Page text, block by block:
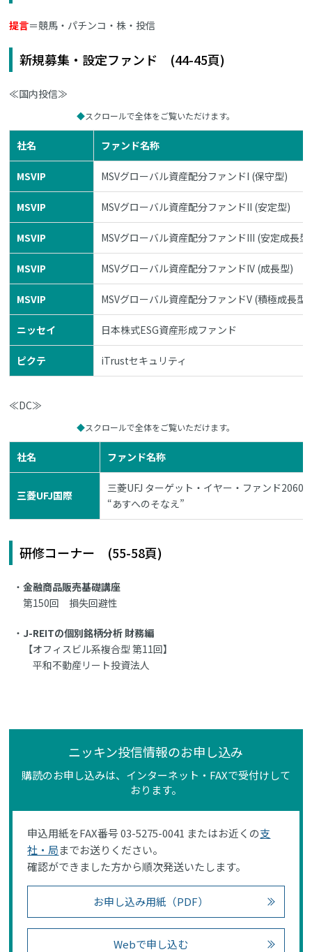
提言＝競馬・パチンコ・株・投信
新規募集・設定ファンド (44-45頁)
≪国内投信≫
スクロールで全体をご覧いただけます。
社名 ファンド名称
MSVIP MSVグローバル資産配分ファンドI (保守型)
MSVIP MSVグローバル資産配分ファンドII (安定型)
MSVIP MSVグローバル資産配分ファンドIII (安定成長型
MSVIP MSVグローバル資産配分ファンドIV (成長型)
MSVIP MSVグローバル資産配分ファンドV (積極成長型)
ニッセイ 日本株式ESG資産形成ファンド
ピクテ iTrustセキュリティ
≪DC≫
スクロールで全体をご覧いただけます。
社名 ファンド名称
三菱UFJ国際
三菱UFJ ターゲット・イヤー・ファンド2060
“あすへのそなえ”
研修コーナー (55-58頁)
金融商品販売基礎講座
第150回 損失回避性
J-REITの個別銘柄分析 財務編
【オフィスビル系複合型 第11回】
平和不動産リート投資法人
ニッキン投信情報のお申し込み
購読のお申し込みは、インターネット・FAXで受付けして
おります。
申込用紙をFAX番号 03-5275-0041 またはお近くの支
社・局までお送りください。
確認ができました方から順次発送いたします。
お申し込み用紙（PDF）
Webで申し込む